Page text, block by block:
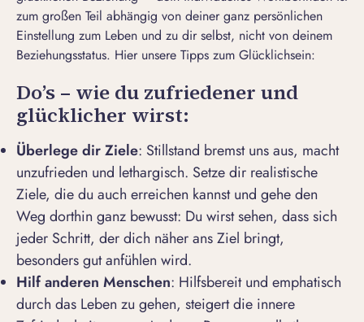
zum großen Teil abhängig von deiner ganz persönlichen
Einstellung zum Leben und zu dir selbst, nicht von deinem
Beziehungsstatus. Hier unsere Tipps zum Glücklichsein:
Do’s – wie du zufriedener und
glücklicher wirst:
Überlege dir Ziele: Stillstand bremst uns aus, macht
unzufrieden und lethargisch. Setze dir realistische
Ziele, die du auch erreichen kannst und gehe den
Weg dorthin ganz bewusst: Du wirst sehen, dass sich
jeder Schritt, der dich näher ans Ziel bringt,
besonders gut anfühlen wird.
Hilf anderen Menschen: Hilfsbereit und emphatisch
durch das Leben zu gehen, steigert die innere